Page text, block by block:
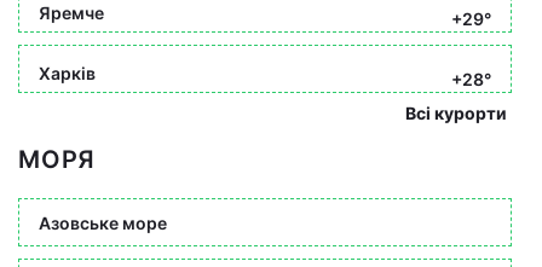
Яремче +29°
Харків
+28°
Всі курорти
МОРЯ
Азовське море